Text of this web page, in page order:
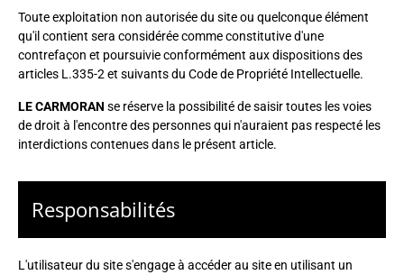
Toute exploitation non autorisée du site ou quelconque élément
qu'il contient sera considérée comme constitutive d'une
contrefaçon et poursuivie conformément aux dispositions des
articles L.335-2 et suivants du Code de Propriété Intellectuelle.
LE CARMORAN se réserve la possibilité de saisir toutes les voies
de droit à l'encontre des personnes qui n'auraient pas respecté les
interdictions contenues dans le présent article.
Responsabilités
L'utilisateur du site s'engage à accéder au site en utilisant un